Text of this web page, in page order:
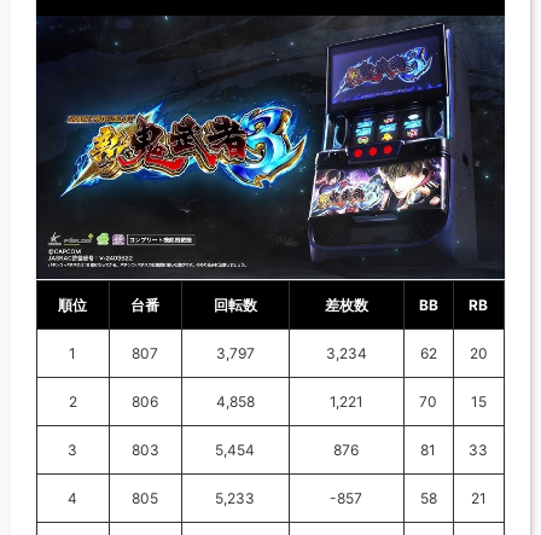
順位 台番 回転数 差枚数 BB RB
1 807 3,797 3,234 62 20
2 806 4,858 1,221 70 15
3 803 5,454 876 81 33
4 805 5,233 -857 58 21